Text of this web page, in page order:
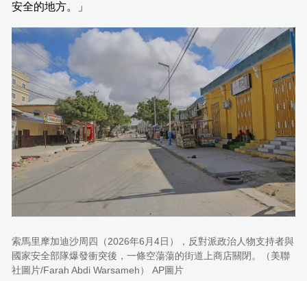
安全的地方。」
索馬里摩加迪沙周四（2026年6月4日），反對派政治人物支持者與
國家安全部隊爆發衝突後，一條空蕩蕩的街道上商店關閉。（美聯
社圖片/Farah Abdi Warsameh） AP圖片